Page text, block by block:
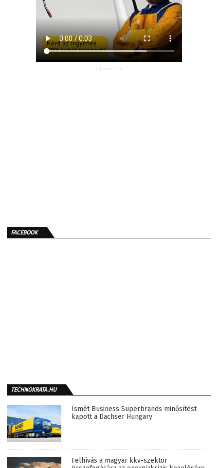
HIRDETÉS
FACEBOOK
TECHNOKRATA.HU
Ismét Business Superbrands minősítést
kapott a Dachser Hungary
Felhívás a magyar kkv-szektor